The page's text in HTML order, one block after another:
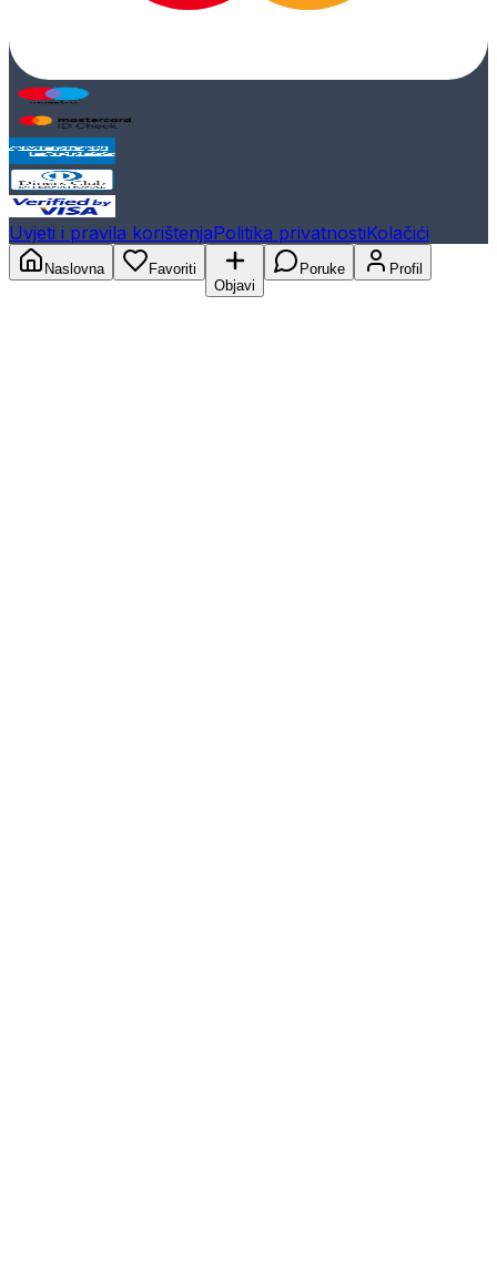
Uvjeti i pravila korištenjaPolitika privatnostiKolačići
Naslovna
Favoriti
Objavi
Poruke Profil